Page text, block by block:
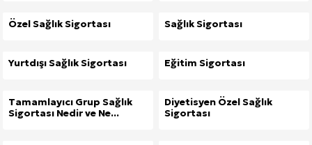
Özel Sağlık Sigortası Sağlık Sigortası
Yurtdışı Sağlık Sigortası Eğitim Sigortası
Tamamlayıcı Grup Sağlık
Sigortası Nedir ve Ne...
Diyetisyen Özel Sağlık
Sigortası